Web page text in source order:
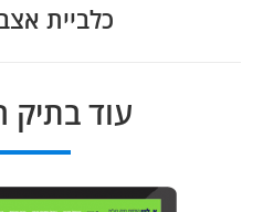
כלביית
עוד בתיק